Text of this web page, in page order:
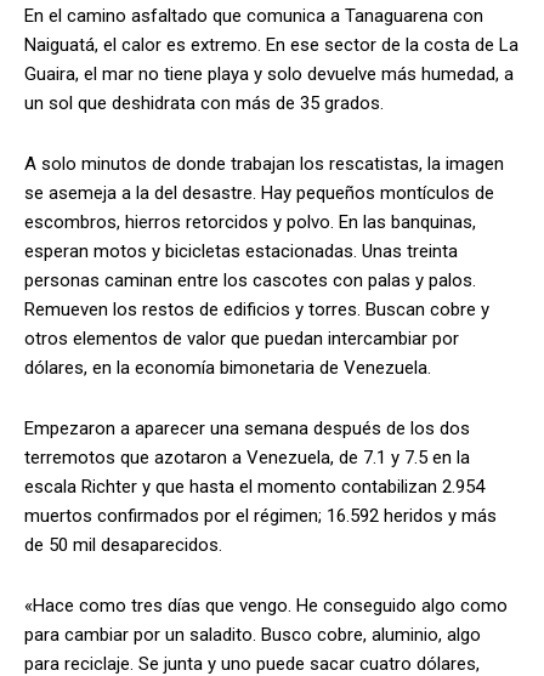
En el camino asfaltado que comunica a Tanaguarena con
Naiguatá, el calor es extremo. En ese sector de la costa de La
Guaira, el mar no tiene playa y solo devuelve más humedad, a
un sol que deshidrata con más de 35 grados.
A solo minutos de donde trabajan los rescatistas, la imagen
se asemeja a la del desastre. Hay pequeños montículos de
escombros, hierros retorcidos y polvo. En las banquinas,
esperan motos y bicicletas estacionadas. Unas treinta
personas caminan entre los cascotes con palas y palos.
Remueven los restos de edificios y torres. Buscan cobre y
otros elementos de valor que puedan intercambiar por
dólares, en la economía bimonetaria de Venezuela.
Empezaron a aparecer una semana después de los dos
terremotos que azotaron a Venezuela, de 7.1 y 7.5 en la
escala Richter y que hasta el momento contabilizan 2.954
muertos confirmados por el régimen; 16.592 heridos y más
de 50 mil desaparecidos.
«Hace como tres días que vengo. He conseguido algo como
para cambiar por un saladito. Busco cobre, aluminio, algo
para reciclaje. Se junta y uno puede sacar cuatro dólares,